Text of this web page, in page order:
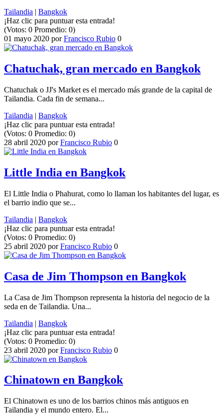
Tailandia | Bangkok
¡Haz clic para puntuar esta entrada!
(Votos: 0 Promedio: 0)
01 mayo 2020 porFrancisco Rubio 0
Chatuchak, gran mercado en Bangkok
Chatuchak o JJ's Market es el mercado más grande de la capital de
Tailandia. Cada fin de semana...
Tailandia | Bangkok
¡Haz clic para puntuar esta entrada!
(Votos: 0 Promedio: 0)
28 abril 2020 porFrancisco Rubio 0
Little India en Bangkok
El Little India o Phahurat, como lo llaman los habitantes del lugar, es
el barrio indio que se...
Tailandia | Bangkok
¡Haz clic para puntuar esta entrada!
(Votos: 0 Promedio: 0)
25 abril 2020 porFrancisco Rubio 0
Casa de Jim Thompson en Bangkok
La Casa de Jim Thompson representa la historia del negocio de la
seda en de Tailandia. Una...
Tailandia | Bangkok
¡Haz clic para puntuar esta entrada!
(Votos: 0 Promedio: 0)
23 abril 2020 porFrancisco Rubio 0
Chinatown en Bangkok
El Chinatown es uno de los barrios chinos más antiguos en
Tailandia y el mundo entero. El...